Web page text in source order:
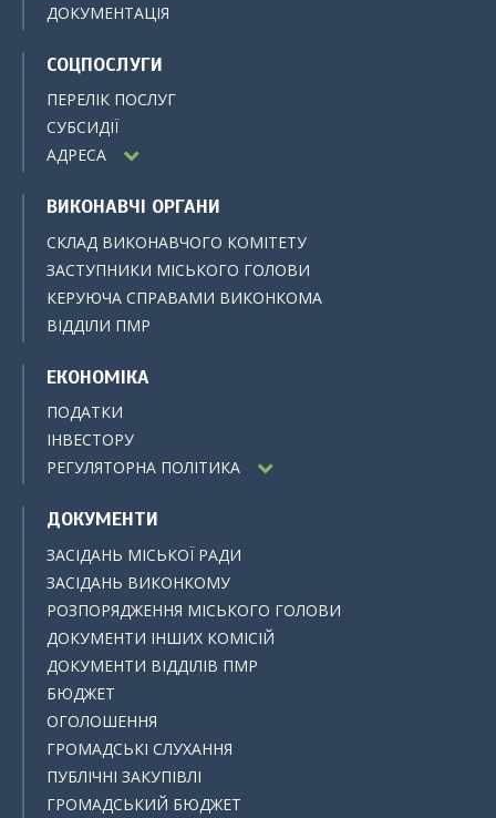
ДОКУМЕНТАЦІЯ
СОЦПОСЛУГИ
ПЕРЕЛІК ПОСЛУГ
СУБСИДІЇ
АДРЕСА
ВИКОНАВЧІ ОРГАНИ
СКЛАД ВИКОНАВЧОГО КОМІТЕТУ
ЗАСТУПНИКИ МІСЬКОГО ГОЛОВИ
КЕРУЮЧА СПРАВАМИ ВИКОНКОМА
ВІДДІЛИ ПМР
ЕКОНОМІКА
ПОДАТКИ
ІНВЕСТОРУ
РЕГУЛЯТОРНА ПОЛІТИКА
ДОКУМЕНТИ
ЗАСІДАНЬ МІСЬКОЇ РАДИ
ЗАСІДАНЬ ВИКОНКОМУ
РОЗПОРЯДЖЕННЯ МІСЬКОГО ГОЛОВИ
ДОКУМЕНТИ ІНШИХ КОМІСІЙ
ДОКУМЕНТИ ВІДДІЛІВ ПМР
БЮДЖЕТ
ОГОЛОШЕННЯ
ГРОМАДСЬКІ СЛУХАННЯ
ПУБЛІЧНІ ЗАКУПІВЛІ
ГРОМАДСЬКИЙ БЮДЖЕТ